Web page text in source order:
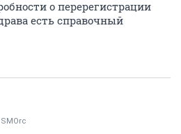
о перерегистрации
есть справочный
SMOrc